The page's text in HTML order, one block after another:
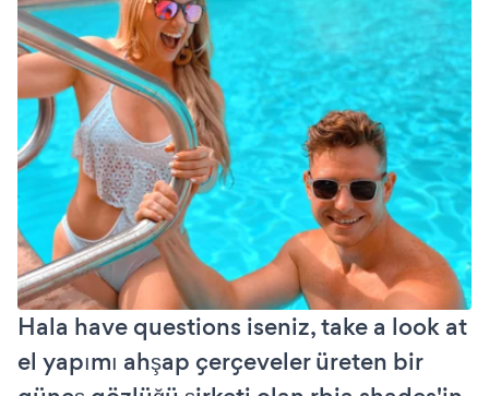
Hala have questions iseniz, take a look at
el yapımı ahşap çerçeveler üreten bir